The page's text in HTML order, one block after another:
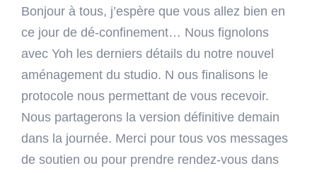
du
GolemTattoo.
Bonjour à tous, j’espère que vous allez bien en
ce jour de dé-confinement… Nous fignolons
avec Yoh les derniers détails du notre nouvel
aménagement du studio. N ous finalisons le
protocole nous permettant de vous recevoir.
Nous partagerons la version définitive demain
dans la journée. Merci pour tous vos messages
de soutien ou pour prendre rendez-vous dans